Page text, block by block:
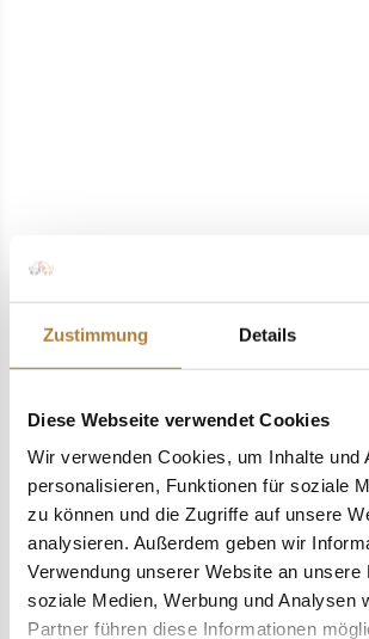
Zustimmung Details
Diese Webseite verwendet Cookies
Wir verwenden Cookies, um Inhalte und
personalisieren, Funktionen für soziale
zu können und die Zugriffe auf unsere
analysieren. Außerdem geben wir
Verwendung unserer Website an unsere
soziale Medien, Werbung und Analysen
Partner führen diese Informationen
Stiftung Deutscher Pferdesport
junge Talente mit je 1.000 Euro
zählt seit Jahren zu den
Disziplinen im deutschen
Umso bedeutender ist die